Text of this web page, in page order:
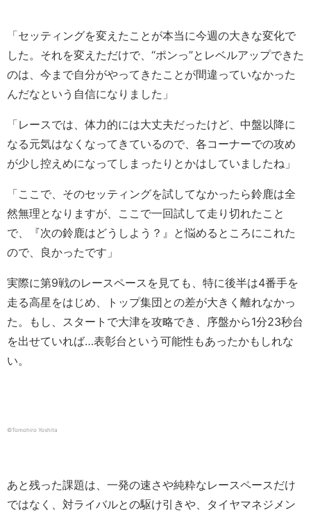
「セッティングを変えたことが本当に今週の大きな変化で
した。それを変えただけで、“ポンっ”とレベルアップできた
のは、今まで自分がやってきたことが間違っていなかった
んだなという自信になりました」
「レースでは、体力的には大丈夫だったけど、中盤以降に
なる元気はなくなってきているので、各コーナーでの攻め
が少し控えめになってしまったりとかはしていましたね」
「ここで、そのセッティングを試してなかったら鈴鹿は全
然無理となりますが、ここで一回試して走り切れたこと
で、『次の鈴鹿はどうしよう？』と悩めるところにこれた
ので、良かったです」
実際に第9戦のレースペースを見ても、特に後半は4番手を
走る高星をはじめ、トップ集団との差が大きく離れなかっ
た。もし、スタートで大津を攻略でき、序盤から1分23秒台
を出せていれば…表彰台という可能性もあったかもしれな
い。
©︎Tomohiro Yoshita
あと残った課題は、一発の速さや純粋なレースペースだけ
ではなく、対ライバルとの駆け引きや、タイヤマネジメン